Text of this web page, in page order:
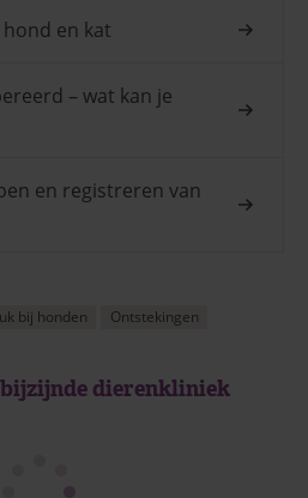
en kat
– wat kan je
en registreren van
bij honden Ontstekingen
dierenkliniek